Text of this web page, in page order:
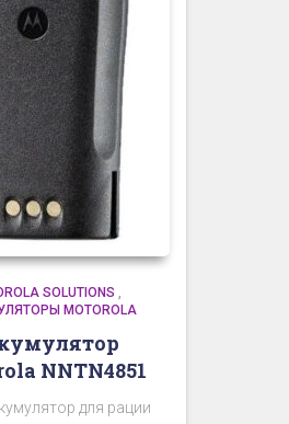
SOLUTIONS ,
MOTOROLA
NNTN4851
для рации